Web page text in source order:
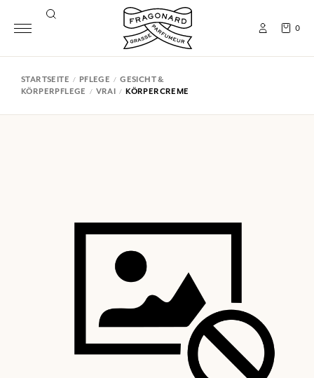
0
STARTSEITE PFLEGE
GESICHT &
KÖRPERPFLEGE
VRAI KÖRPERCREME